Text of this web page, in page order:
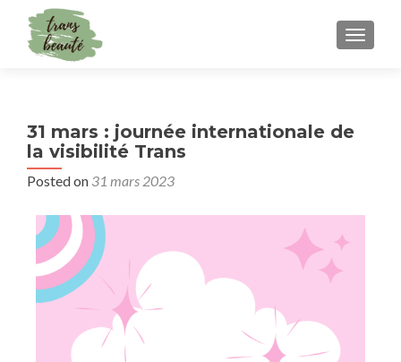
31 mars : journée internationale de
la visibilité Trans
Posted on 31 mars 2023